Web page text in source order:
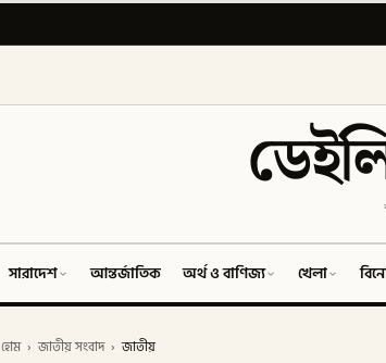
সারাদেশ আন্তর্জাতিক অর্থ ও বাণিজ্য খেলা
হোম › জাতীয় সংবাদ › জাতীয়